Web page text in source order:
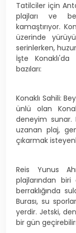
Tatilciler için
plajları ve
kamaştırıyor.
üzerinde
serinlerken,
İşte
bazıları:
Konaklı Sahili:
ünlü olan
deneyim sunar.
uzanan plaj,
çıkarmak
Reis Yunus
plajlarından
berraklığında
Burası, su
yerdir. Jetski,
bir gün